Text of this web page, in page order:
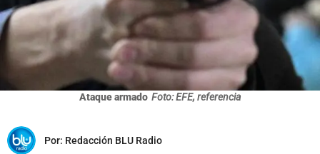
Ataque armado Foto: EFE, referencia
Por: Redacción BLU Radio